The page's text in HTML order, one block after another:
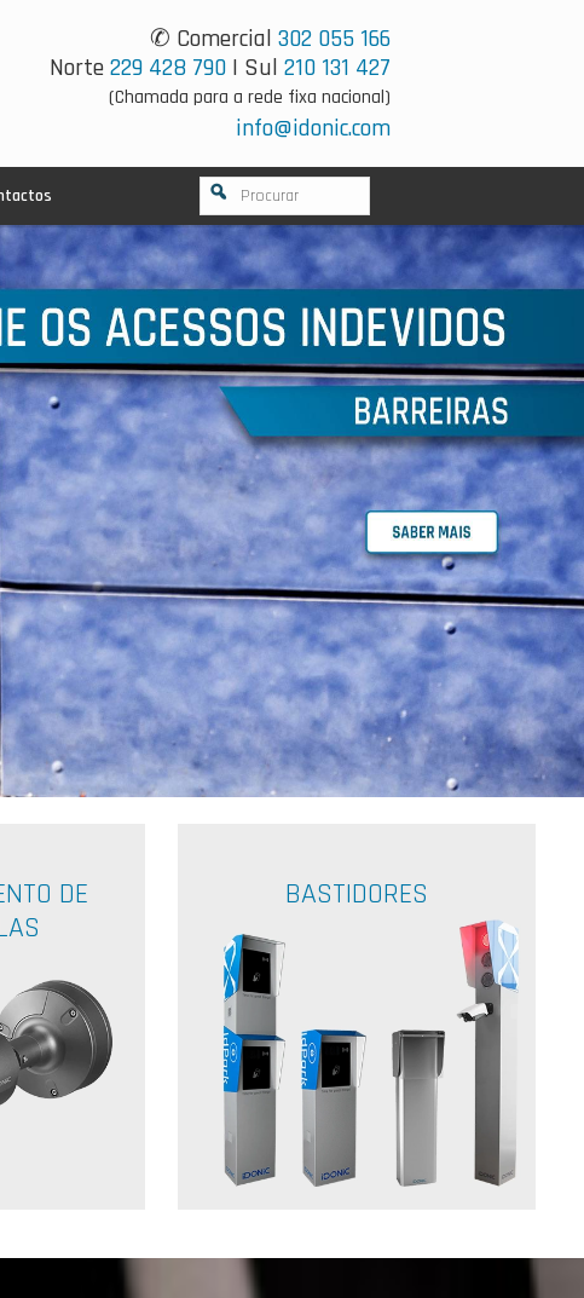
✆ Comercial 302 055 166
Norte229 428 790 | Sul 210 131 427
(Chamada para a rede fixa nacional)
info@idonic.com
DE
BASTIDORES